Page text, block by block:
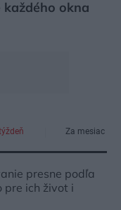
okna
Za mesiac
presne podľa
pre ich život i